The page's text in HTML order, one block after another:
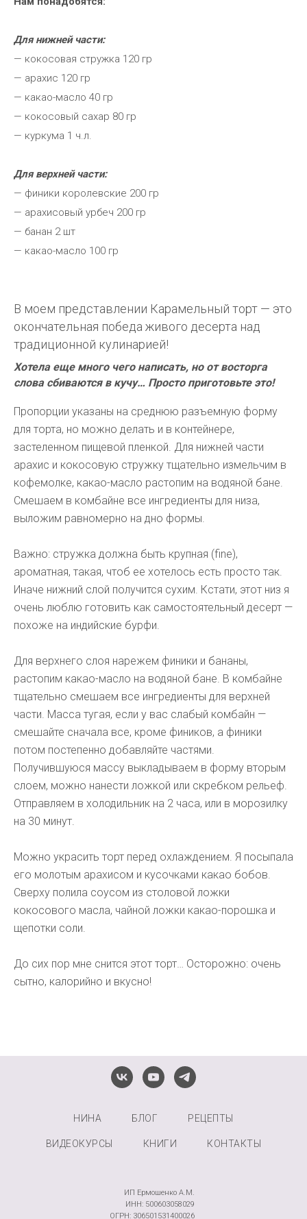
Для нижней части:
— кокосовая стружка 120 гр
— арахис 120 гр
— какао-масло 40 гр
— кокосовый сахар 80 гр
— куркума 1 ч.л.
Для верхней части:
— финики королевские 200 гр
— арахисовый урбеч 200 гр
— банан 2 шт
— какао-масло 100 гр
В моем представлении Карамельный торт — это
окончательная победа живого десерта над
традиционной кулинарией!
Хотела еще много чего написать, но от восторга
слова сбиваются в кучу… Просто приготовьте это!
Пропорции указаны на среднюю разъемную форму
для торта, но можно делать и в контейнере,
застеленном пищевой пленкой. Для нижней части
арахис и кокосовую стружку тщательно измельчим в
кофемолке, какао-масло растопим на водяной бане.
Смешаем в комбайне все ингредиенты для низа,
выложим равномерно на дно формы.
Важно: стружка должна быть крупная (fine),
ароматная, такая, чтоб ее хотелось есть просто так.
Иначе нижний слой получится сухим. Кстати, этот низ я
очень люблю готовить как самостоятельный десерт —
похоже на индийские бурфи.
Для верхнего слоя нарежем финики и бананы,
растопим какао-масло на водяной бане. В комбайне
тщательно смешаем все ингредиенты для верхней
части. Масса тугая, если у вас слабый комбайн —
смешайте сначала все, кроме фиников, а финики
потом постепенно добавляйте частями.
Получившуюся массу выкладываем в форму вторым
слоем, можно нанести ложкой или скребком рельеф.
Отправляем в холодильник на 2 часа, или в морозилку
на 30 минут.
Можно украсить торт перед охлаждением. Я посыпала
его молотым арахисом и кусочками какао бобов.
Сверху полила соусом из столовой ложки
кокосового масла, чайной ложки какао-порошка и
щепотки соли.
До сих пор мне снится этот торт… Осторожно: очень
сытно, калорийно и вкусно!
НИНА БЛОГ РЕЦЕПТЫ
ВИДЕОКУРСЫ КНИГИ КОНТАКТЫ
ИП Ермошенко А.М.
ИНН: 500603058029
ОГРН: 306501531400026